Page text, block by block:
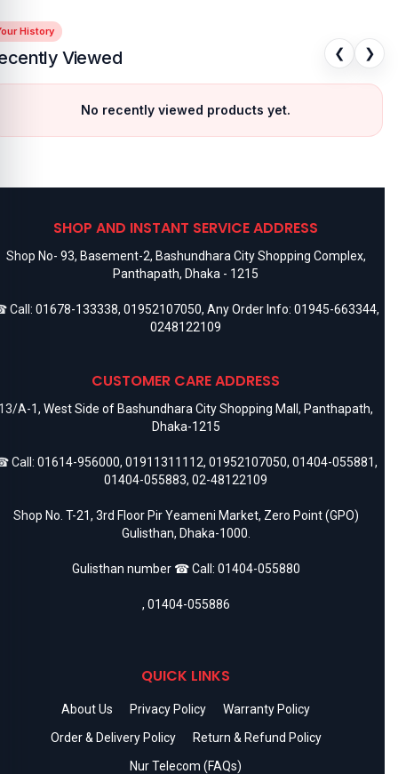
History
Viewed ❮ ❯
No recently viewed products yet.
SHOP AND INSTANT SERVICE ADDRESS
Shop No- 93, Basement-2, Bashundhara City Shopping Complex,
Panthapath, Dhaka - 1215
Call: 01678-133338, 01952107050, Any Order Info: 01945-663344,
0248122109
CUSTOMER CARE ADDRESS
A-1, West Side of Bashundhara City Shopping Mall, Panthapath,
Dhaka-1215
Call: 01614-956000, 01911311112, 01952107050, 01404-055881,
01404-055883, 02-48122109
Shop No. T-21, 3rd Floor Pir Yeameni Market, Zero Point (GPO)
Gulisthan, Dhaka-1000.
Gulisthan number ☎ Call: 01404-055880
, 01404-055886
QUICK LINKS
About Us Privacy Policy
Warranty Policy
Order & Delivery Policy
Return & Refund Policy
Nur Telecom (FAQs)